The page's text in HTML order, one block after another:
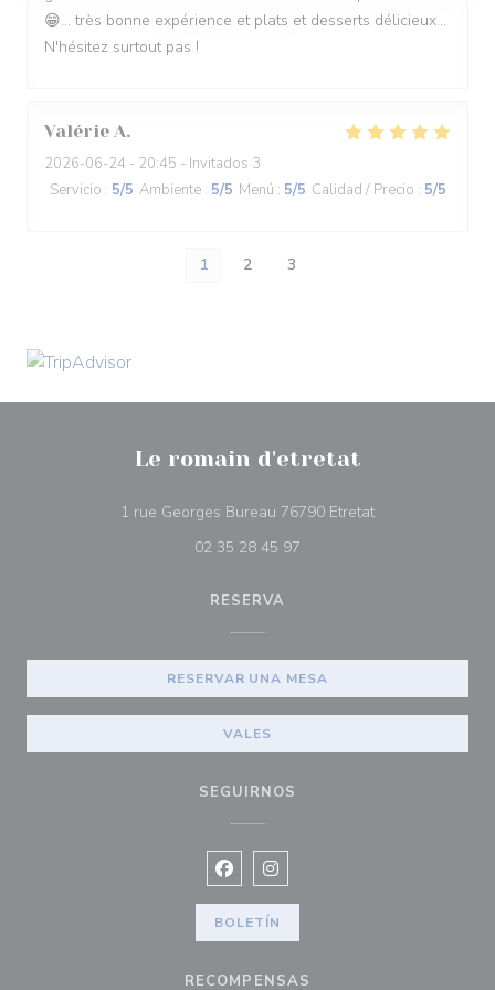
😁... très bonne expérience et plats et desserts délicieux...
N'hésitez surtout pas !
Valérie A
2026-06-24 - 20:45 - Invitados 3
Servicio : 5/5 Ambiente : 5/5 Menú : 5/5 Calidad / Precio : 5/5
1 2 3
Le romain d'etretat
1 rue Georges Bureau 76790 Etretat((abre en una
02 35 28 45 97
RESERVA
RESERVAR UNA MESA
VALES
SEGUIRNOS
Facebook ((abre en una nueva
Instagram ((abre en una
BOLETÍN
RECOMPENSAS